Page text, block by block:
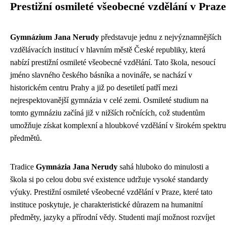
Prestižní osmileté všeobecné vzdělání v Praze
Gymnázium Jana Nerudy představuje jednu z nejvýznamnějších
vzdělávacích institucí v hlavním městě České republiky, která
nabízí prestižní osmileté všeobecné vzdělání. Tato škola, nesoucí
jméno slavného českého básníka a novináře, se nachází v
historickém centru Prahy a již po desetiletí patří mezi
nejrespektovanější gymnázia v celé zemi. Osmileté studium na
tomto gymnáziu začíná již v nižších ročnících, což studentům
umožňuje získat komplexní a hloubkové vzdělání v širokém spektru
předmětů.
Tradice Gymnázia Jana Nerudy sahá hluboko do minulosti a
škola si po celou dobu své existence udržuje vysoké standardy
výuky. Prestižní osmileté všeobecné vzdělání v Praze, které tato
instituce poskytuje, je charakteristické důrazem na humanitní
předměty, jazyky a přírodní vědy. Studenti mají možnost rozvíjet